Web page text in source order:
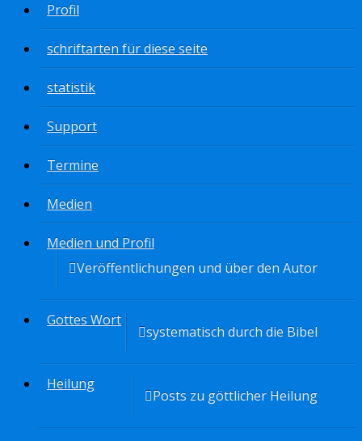
Profil
schriftarten für diese seite
statistik
Support
Termine
Medien
Medien und Profil
Veröffentlichungen und über den Autor
Gottes Wort
systematisch durch die Bibel
Heilung
Posts zu göttlicher Heilung